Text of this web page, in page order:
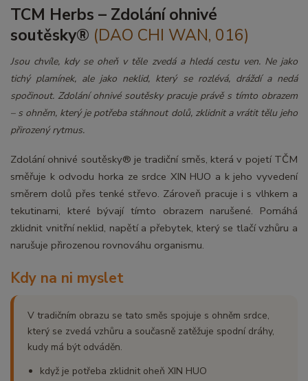
TCM Herbs – Zdolání ohnivé
soutěsky® (DAO CHI WAN, 016)
Jsou chvíle, kdy se oheň v těle zvedá a hledá cestu ven. Ne jako
tichý plamínek, ale jako neklid, který se rozlévá, dráždí a nedá
spočinout. Zdolání ohnivé soutěsky pracuje právě s tímto obrazem
– s ohněm, který je potřeba stáhnout dolů, zklidnit a vrátit tělu jeho
přirozený rytmus.
Zdolání ohnivé soutěsky® je tradiční směs, která v pojetí TČM
směřuje k odvodu horka ze srdce XIN HUO a k jeho vyvedení
směrem dolů přes tenké střevo. Zároveň pracuje i s vlhkem a
tekutinami, které bývají tímto obrazem narušené. Pomáhá
zklidnit vnitřní neklid, napětí a přebytek, který se tlačí vzhůru a
narušuje přirozenou rovnováhu organismu.
Kdy na ni myslet
V tradičním obrazu se tato směs spojuje s ohněm srdce,
který se zvedá vzhůru a současně zatěžuje spodní dráhy,
kudy má být odváděn.
když je potřeba zklidnit oheň XIN HUO